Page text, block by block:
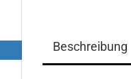
Beschreibung